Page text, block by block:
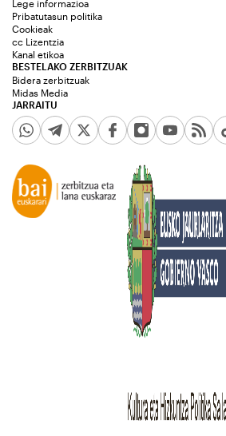
JARRAITU
Lege informazioa
Pribatutasun politika
Cookieak
cc Lizentzia
Kanal etikoa
BESTELAKO ZERBITZUAK
Bidera zerbitzuak
Midas Media